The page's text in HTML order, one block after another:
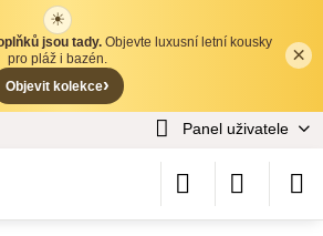
✕
×
☀
jsou tady. Objevte luxusní letní kousky
pro pláž i bazén.
Objevit kolekce›
Panel uživatele